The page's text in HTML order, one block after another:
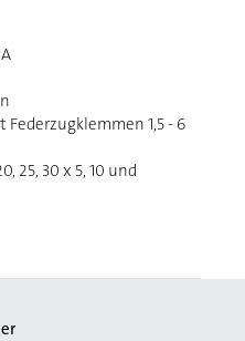
1,5 - 6
25, 30 x 5, 10 und